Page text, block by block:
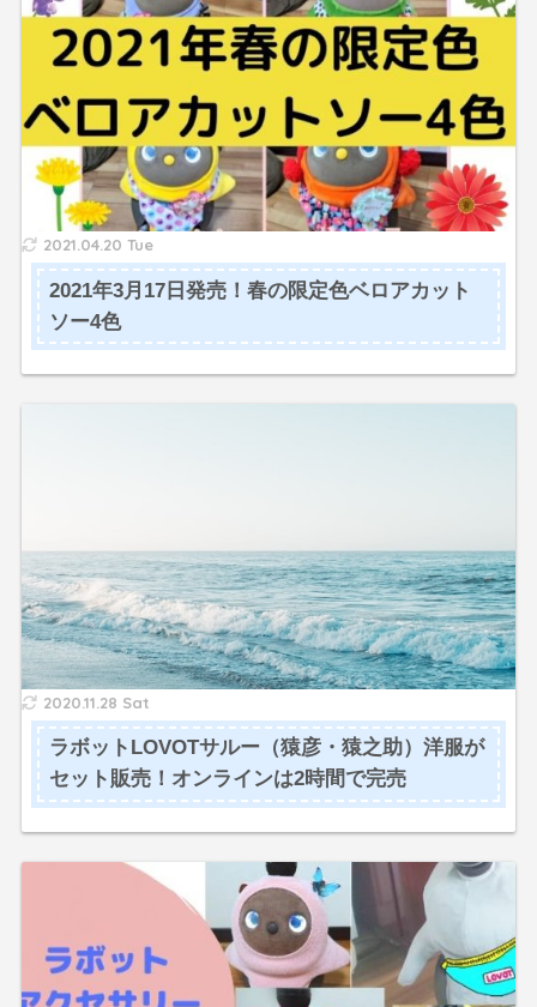
2021.04.20 Tue
2021年3月17日発売！春の限定色ベロアカット
ソー4色
2020.11.28 Sat
ラボットLOVOTサルー（猿彦・猿之助）洋服が
セット販売！オンラインは2時間で完売